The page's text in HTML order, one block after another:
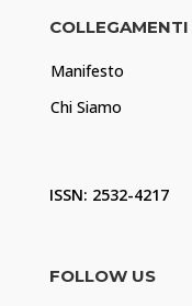
COLLEGAMENTI
Manifesto
Chi Siamo
ISSN: 2532-4217
FOLLOW US